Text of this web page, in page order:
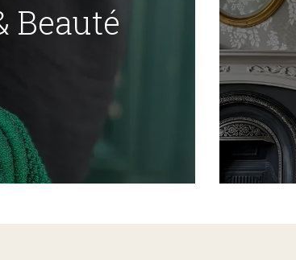
Beauté